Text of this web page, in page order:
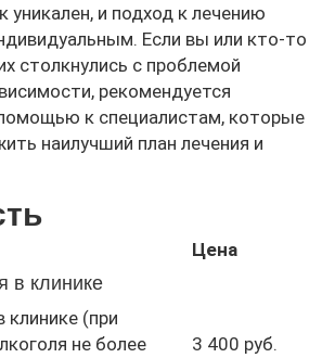
уникален, и подход к лечению
Если вы или кто-то
столкнулись с проблемой
рекомендуется
к специалистам, которые
наилучший план лечения и
Цена
в клинике
клинике (при
не более
3 400 руб.